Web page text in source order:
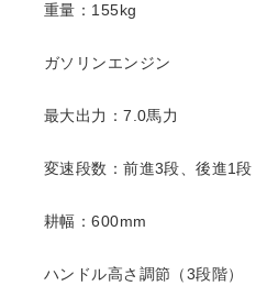
重量：155kg
ガソリンエンジン
最大出力：7.0馬力
変速段数：前進3段、後進1段
耕幅：600mm
ハンドル高さ調節（3段階）